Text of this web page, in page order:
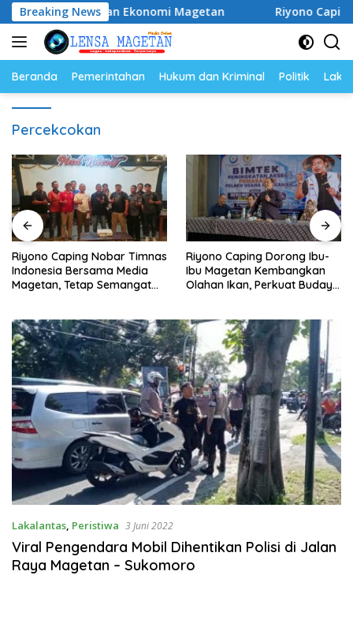
Langsung
ke
konten
Breaking News
Gerakkan Ekonomi Magetan Riyono Caping
Beranda Pemerintahan Hukum dan Kriminal Politik
Percekcokan
Riyono Caping Nobar Timnas
Indonesia Bersama Media
Magetan, Tetap Semangat
Riyono Caping Dorong Ibu-
Ibu Magetan Kembangkan
Olahan Ikan, Perkuat Budaya
Lakalantas, Peristiwa 3 Juni 2022
Viral Pengendara Mobil Dihentikan Polisi di Jalan
Raya Magetan – Sukomoro